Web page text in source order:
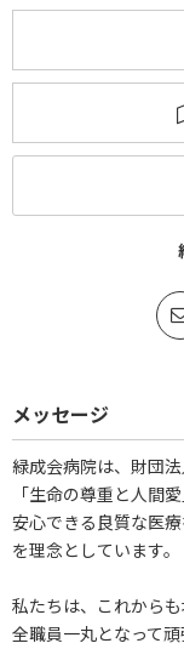
メッセージ
緑成会病院は、財団
「生命の尊重と人間
安心できる良質な医療
を理念としています。
私たちは、これから
全職員一丸となって頑